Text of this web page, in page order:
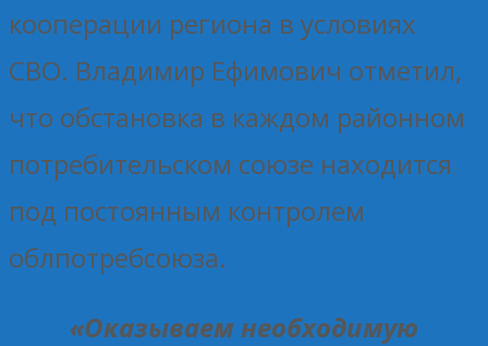
кооперации региона в условиях
СВО. Владимир Ефимович отметил,
что обстановка в каждом районном
потребительском союзе находится
под постоянным контролем
облпотребсоюза.
«Оказываем необходимую